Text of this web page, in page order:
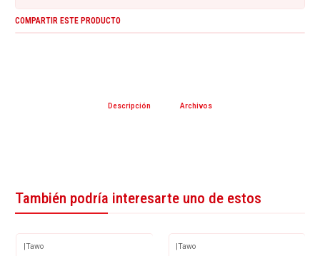
COMPARTIR ESTE PRODUCTO
Descripción Archivos
También podría interesarte uno de estos
|Tawo |Tawo